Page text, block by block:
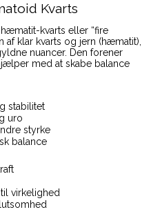
Kvarts
kvarts eller “fire
af klar kvarts og jern (hæmatit),
nuancer. Den forener
med at skabe balance
stabilitet
uro
styrke
balance
virkelighed